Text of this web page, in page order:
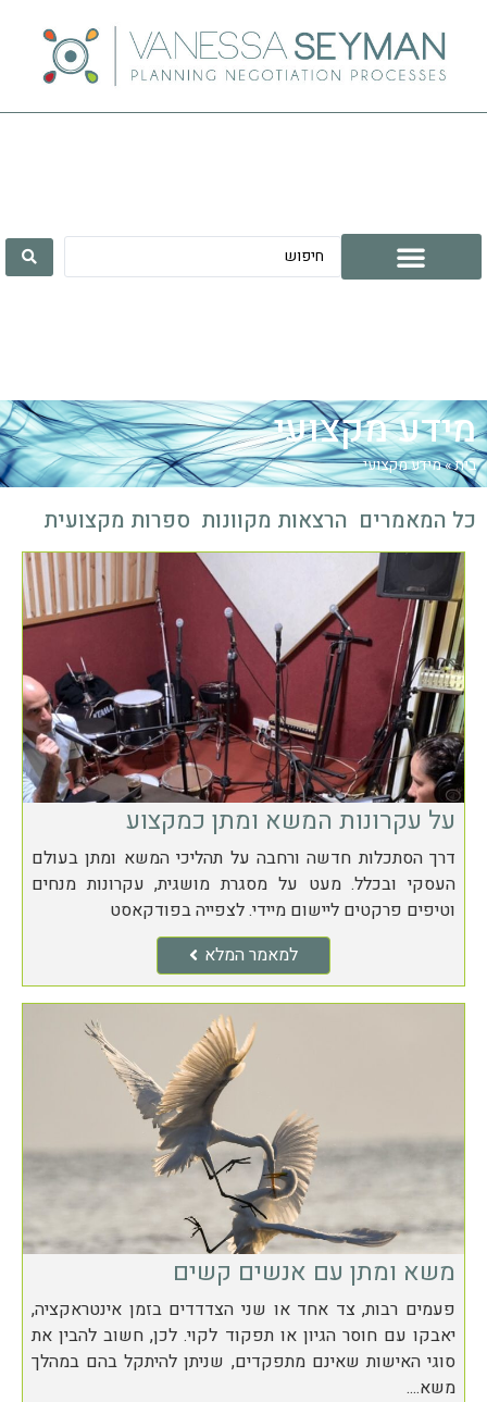
מידע מקצועי
בית»מידע מקצועי
כל המאמרים הרצאות מקוונות ספרות מקצועית
על עקרונות המשא ומתן כמקצוע
דרך הסתכלות חדשה ורחבה על תהליכי המשא ומתן בעולם
העסקי ובכלל. מעט על מסגרת מושגית, עקרונות מנחים
וטיפים פרקטים ליישום מיידי. לצפייה בפודקאסט
למאמר המלא
משא ומתן עם אנשים קשים
פעמים רבות, צד אחד או שני הצדדדים בזמן אינטראקציה,
יאבקו עם חוסר הגיון או תפקוד לקוי. לכן, חשוב להבין את
סוגי האישות שאינם מתפקדים, שניתן להיתקל בהם במהלך
משא....